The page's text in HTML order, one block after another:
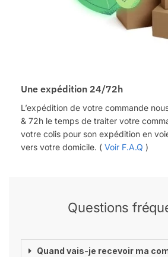
Une expédition 24/72h
L’expédition de votre commande
& 72h le temps de traiter votre
votre colis pour son expédition en
vers votre domicile. ( Voir F.A.Q )
Questions
Quand vais-je recevoir ma